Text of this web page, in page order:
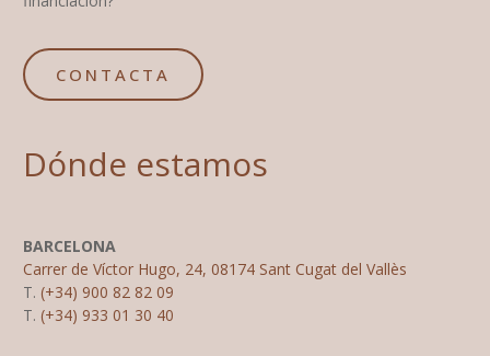
CONTACTA
Dónde estamos
BARCELONA
Carrer de Víctor Hugo, 24, 08174 Sant Cugat del Vallès
T. (+34) 900 82 82 09
T. (+34) 933 01 30 40